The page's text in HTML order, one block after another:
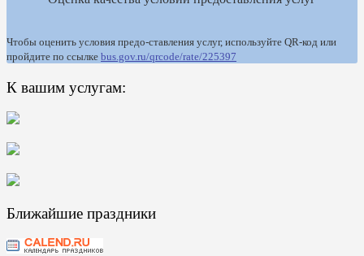
Чтобы оценить условия предо-ставления услуг, используйте QR-код или
пройдите по ссылке bus.gov.ru/qrcode/rate/225397
К вашим услугам:
Ближайшие праздники